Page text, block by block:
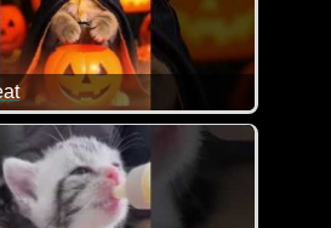
fahren und die Familie
Halloween-Katze könnte wohl